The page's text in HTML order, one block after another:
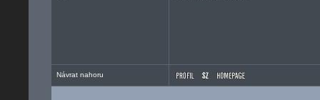
Návrat nahoru